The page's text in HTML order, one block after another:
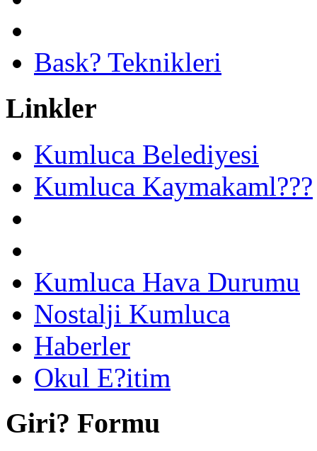
Bask? Teknikleri
Linkler
Kumluca Belediyesi
Kumluca Kaymakaml???
Kumluca Hava Durumu
Nostalji Kumluca
Haberler
Okul E?itim
Giri? Formu